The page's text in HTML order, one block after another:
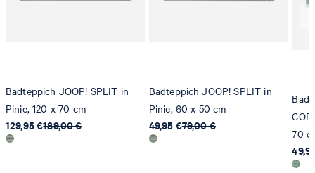
Badteppich JOOP! SPLIT in
Pinie, 120 x 70 cm
129,95 €189,00 €
Badteppich JOOP! SPLIT in
Pinie, 60 x 50 cm
49,95 €79,00 €
70